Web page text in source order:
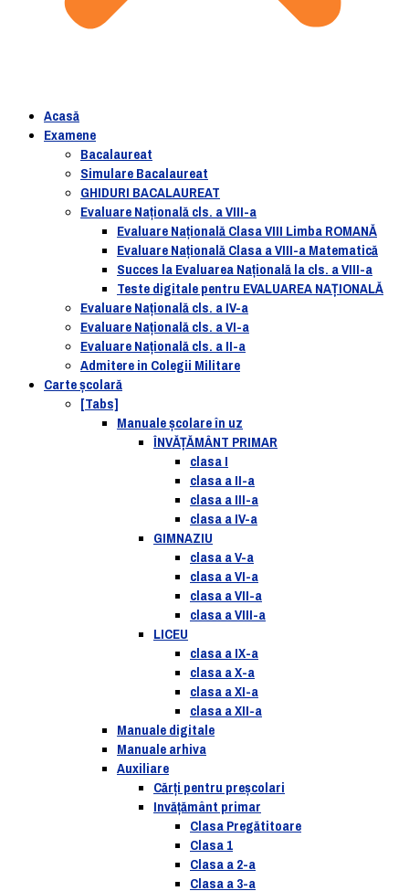
Acasă
Examene
Bacalaureat
Simulare Bacalaureat
GHIDURI BACALAUREAT
Evaluare Naţională cls. a VIII-a
Evaluare Naţională Clasa VIII Limba ROMANĂ
Evaluare Naţională Clasa a VIII-a Matematică
Succes la Evaluarea Națională la cls. a VIII-a
Teste digitale pentru EVALUAREA NAȚIONALĂ
Evaluare Naţională cls. a IV-a
Evaluare Naţională cls. a VI-a
Evaluare Naţională cls. a II-a
Admitere in Colegii Militare
Carte şcolară
[Tabs]
Manuale şcolare în uz
ÎNVĂȚĂMÂNT PRIMAR
clasa I
clasa a II-a
clasa a III-a
clasa a IV-a
GIMNAZIU
clasa a V-a
clasa a VI-a
clasa a VII-a
clasa a VIII-a
LICEU
clasa a IX-a
clasa a X-a
clasa a XI-a
clasa a XII-a
Manuale digitale
Manuale arhiva
Auxiliare
Cărţi pentru preşcolari
Invățământ primar
Clasa Pregătitoare
Clasa 1
Clasa a 2-a
Clasa a 3-a